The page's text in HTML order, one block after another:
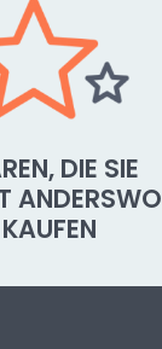
DIE SIE
ANDERSWO
KAUFEN